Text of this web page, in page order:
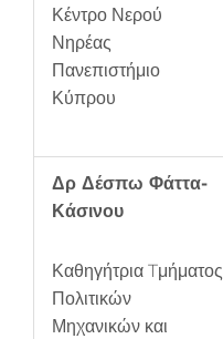
Κέντρο Νερού
Νηρέας
Πανεπιστήμιο
Κύπρου
Δρ Δέσπω Φάττα-
Κάσινου
Καθηγήτρια Tμήματος
Πολιτικών
Μηχανικών και